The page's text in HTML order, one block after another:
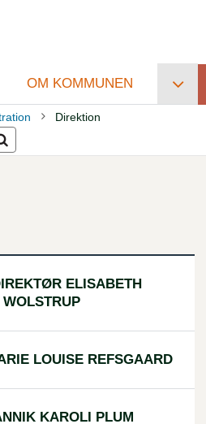
OM KOMMUNEN
Direktion
ELISABETH
LOUISE REFSGAARD
KAROLI PLUM